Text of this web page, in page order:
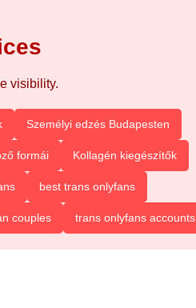
visibility.
Személyi edzés Budapesten
formái Kollagén kiegészítők
best trans onlyfans
couples trans onlyfans accounts